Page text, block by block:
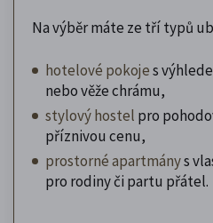
Na výběr máte ze tří typů
hotelové pokojes
nebo věže chrámu,
stylový hostel pro
příznivou cenu,
prostorné apartmánys
pro rodiny či partu přátel.